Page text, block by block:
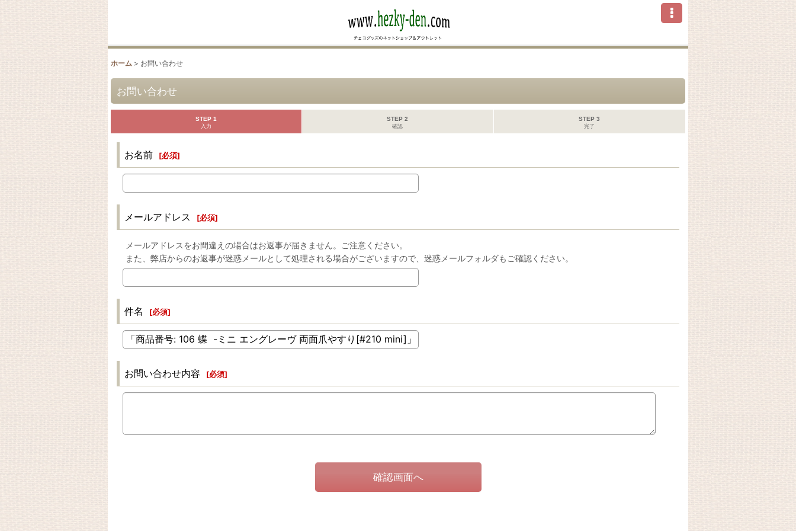
ホーム > お問い合わせ
お問い合わせ
STEP 1
入力
STEP 2
確認
STEP 3
完了
お名前 [必須]
メールアドレス [必須]
メールアドレスをお間違えの場合はお返事が届きません。ご注意ください。
また、弊店からのお返事が迷惑メールとして処理される場合がございますので、迷惑メールフォルダもご確認ください。
件名 [必須]
お問い合わせ内容 [必須]
確認画面へ